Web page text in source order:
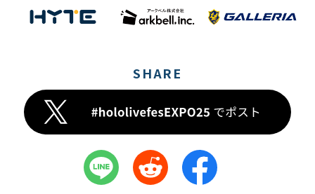
SHARE